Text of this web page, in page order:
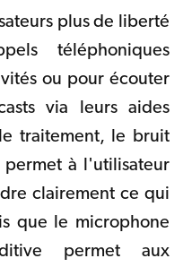
plus de liberté
téléphoniques
ou pour écouter
via leurs aides
traitement, le bruit
à l'utilisateur
clairement ce qui
que le microphone
permet aux